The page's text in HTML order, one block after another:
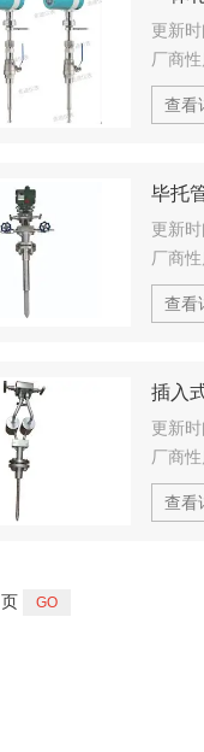
更新时
厂商性
查看
毕托
更新时
厂商性
查看
插入
更新时
厂商性
查看
页